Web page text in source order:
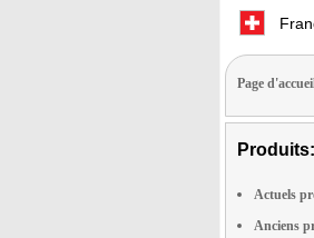
Page
Produits:
Actuels
Anciens